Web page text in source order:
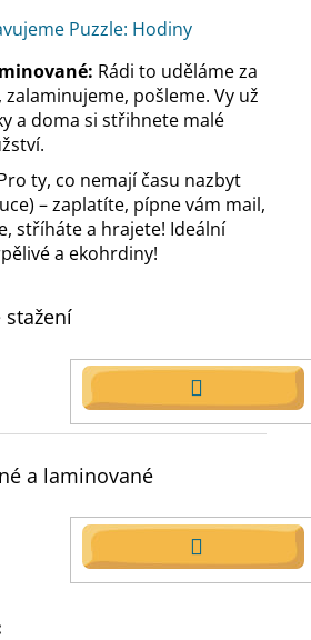
Rádi to uděláme za
zalaminujeme, pošleme. Vy už
a doma si střihnete malé
ty, co nemají času nazbyt
– zaplatíte, pípne vám mail,
stříháte a hrajete! Ideální
a ekohrdiny!
stažení
DO
KOŠÍKU
a laminované
DO
KOŠÍKU
Puzzle: Hodiny